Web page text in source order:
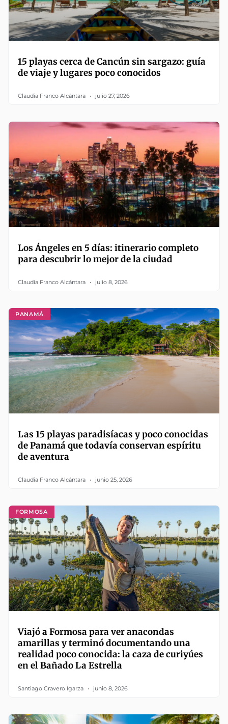
15 playas cerca de Cancún sin sargazo: guía
de viaje y lugares poco conocidos
Claudia Franco Alcántara julio 27, 2026
Los Ángeles en 5 días: itinerario completo
para descubrir lo mejor de la ciudad
Claudia Franco Alcántara julio 8, 2026
PANAMÁ
Las 15 playas paradisíacas y poco conocidas
de Panamá que todavía conservan espíritu
de aventura
Claudia Franco Alcántara junio 25, 2026
FORMOSA
Viajó a Formosa para ver anacondas
amarillas y terminó documentando una
realidad poco conocida: la caza de curiyúes
en el Bañado La Estrella
Santiago Cravero Igarza junio 8, 2026